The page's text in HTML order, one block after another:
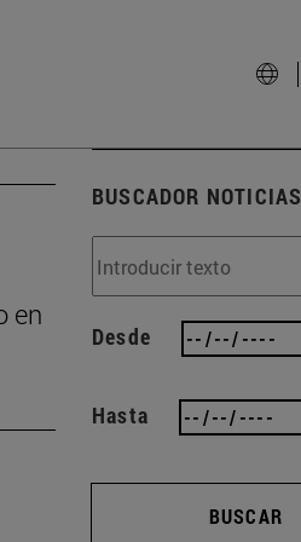
en
BUSCADOR NOTICIAS
Desde
Hasta
BUSCAR